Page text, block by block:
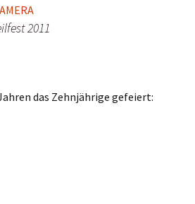
2011
das Zehnjährige gefeiert: